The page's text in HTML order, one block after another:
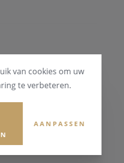
van cookies om uw
te verbeteren.
AANPASSEN